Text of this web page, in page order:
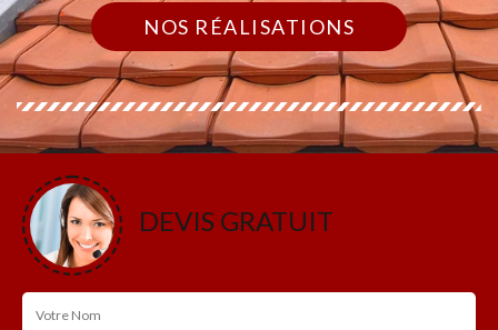
NOS RÉALISATIONS
DEVIS GRATUIT